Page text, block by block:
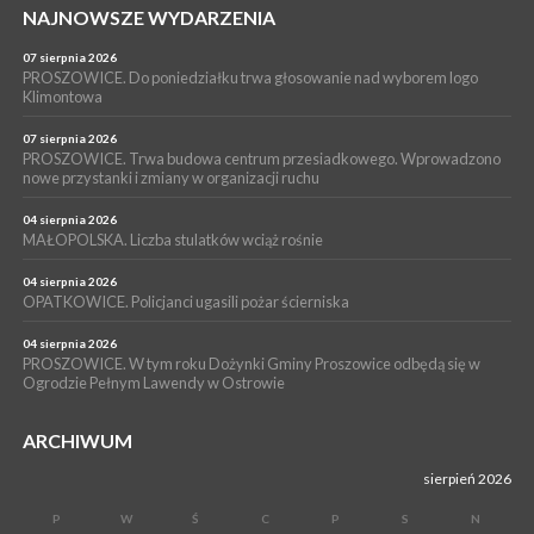
16 lipca 2026
Pałecznicy będą obsługiwani w Proszowicach
WYDARZENIA
PROSZOWICE. W parku Warsztaty Edukacyjno-Przyrodnicze
NOC CIEM
15 lipca 2026
PROSZOWICE. Już za tydzień kolejne zajęcia z cyklu „Wakacyjne
NAJNOWSZE WYDARZENIA
07 sierpnia 2026
PROSZOWICE. Do poniedziałku trwa głosowanie nad wyborem logo
Klimontowa
07 sierpnia 2026
PROSZOWICE. Trwa budowa centrum przesiadkowego. Wprowadzono
nowe przystanki i zmiany w organizacji ruchu
04 sierpnia 2026
MAŁOPOLSKA. Liczba stulatków wciąż rośnie
04 sierpnia 2026
OPATKOWICE. Policjanci ugasili pożar ścierniska
04 sierpnia 2026
PROSZOWICE. W tym roku Dożynki Gminy Proszowice odbędą się w
Ogrodzie Pełnym Lawendy w Ostrowie
ARCHIWUM
sierpień 2026
P W Ś C P S N